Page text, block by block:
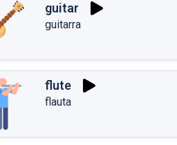
guitar
guitarra
flute
flauta